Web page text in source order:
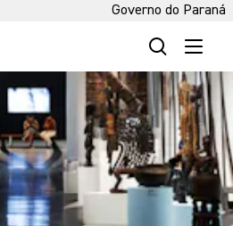
Governo do Paraná